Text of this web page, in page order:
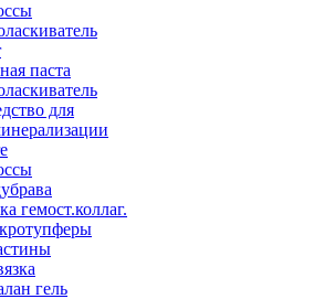
паста
для
гемост.коллаг.
гель